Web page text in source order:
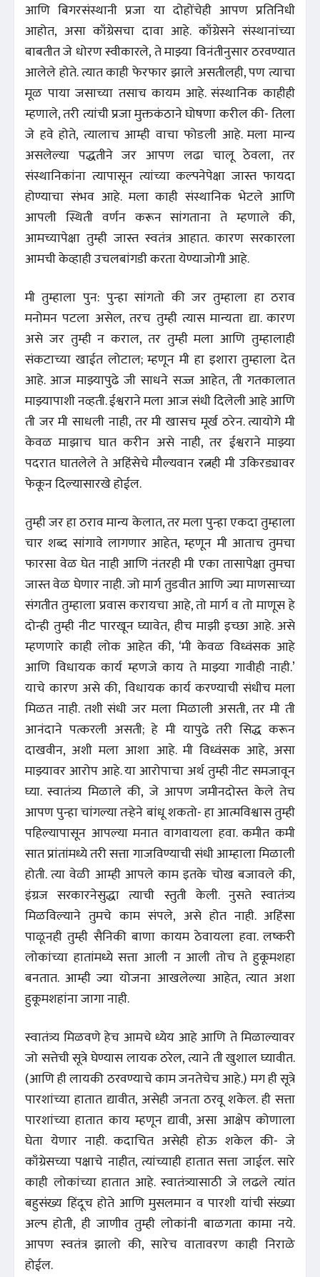
आणि बिगरसंस्थानी प्रजा या दोहोंचेही आपण प्रतिनिधी
आहोत, असा काँग्रेसचा दावा आहे. काँग्रेसने संस्थानांच्या
बाबतीत जे धोरण स्वीकारले, ते माझ्या विनंतीनुसार ठरवण्यात
आलेले होते. त्यात काही फेरफार झाले असतीलही, पण त्याचा
मूळ पाया जसाच्या तसाच कायम आहे. संस्थानिक काहीही
म्हणाले, तरी त्यांची प्रजा मुक्तकंठाने घोषणा करील की- तिला
जे हवे होते, त्यालाच आम्ही वाचा फोडली आहे. मला मान्य
असलेल्या पद्धतीने जर आपण लढा चालू ठेवला, तर
संस्थानिकांना त्यापासून त्यांच्या कल्पनेपेक्षा जास्त फायदा
होण्याचा संभव आहे. मला काही संस्थानिक भेटले आणि
आपली स्थिती वर्णन करून सांगताना ते म्हणाले की,
आमच्यापेक्षा तुम्ही जास्त स्वतंत्र आहात. कारण सरकारला
आमची केव्हाही उचलबांगडी करता येण्याजोगी आहे.
मी तुम्हाला पुन: पुन्हा सांगतो की जर तुम्हाला हा ठराव
मनोमन पटला असेल, तरच तुम्ही त्यास मान्यता द्या. कारण
असे जर तुम्ही न कराल, तर तुम्ही मला आणि तुम्हालाही
संकटाच्या खाईत लोटाल; म्हणून मी हा इशारा तुम्हाला देत
आहे. आज माझ्यापुढे जी साधने सज्ज आहेत, ती गतकालात
माझ्यापाशी नव्हती. ईश्वराने मला आज संधी दिलेली आहे आणि
ती जर मी साधली नाही, तर मी खासच मूर्ख ठरेन. त्यायोगे मी
केवळ माझाच घात करीन असे नाही, तर ईश्वराने माझ्या
पदरात घातलेले ते अहिंसेचे मौल्यवान रत्नही मी उकिरड्यावर
फेकून दिल्यासारखे होईल.
तुम्ही जर हा ठराव मान्य केलात, तर मला पुन्हा एकदा तुम्हाला
चार शब्द सांगावे लागणार आहेत, म्हणून मी आताच तुमचा
फारसा वेळ घेत नाही आणि नंतरही मी एका तासापेक्षा तुमचा
जास्त वेळ घेणार नाही. जो मार्ग तुडवीत आणि ज्या माणसाच्या
संगतीत तुम्हाला प्रवास करायचा आहे, तो मार्ग व तो माणूस हे
दोन्ही तुम्ही नीट पारखून घ्यावेत, हीच माझी इच्छा आहे. असे
म्हणणारे काही लोक आहेत की, ‘मी केवळ विध्वंसक आहे
आणि विधायक कार्य म्हणजे काय ते माझ्या गावीही नाही.’
याचे कारण असे की, विधायक कार्य करण्याची संधीच मला
मिळत नाही. तशी संधी जर मला मिळाली असती, तर मी ती
आनंदाने पत्करली असती; हे मी यापुढे तरी सिद्ध करून
दाखवीन, अशी मला आशा आहे. मी विध्वंसक आहे, असा
माझ्यावर आरोप आहे. या आरोपाचा अर्थ तुम्ही नीट समजावून
घ्या. स्वातंत्र्य मिळाले की, जे आपण जमीनदोस्त केले तेच
आपण पुन्हा चांगल्या तऱ्हेने बांधू शकतो- हा आत्मविश्वास तुम्ही
पहिल्यापासून आपल्या मनात वागवायला हवा. कमीत कमी
सात प्रांतांमध्ये तरी सत्ता गाजविण्याची संधी आम्हाला मिळाली
होती. त्या वेळी आम्ही आपले काम इतके चोख बजावले की,
इंग्रज सरकारनेसुद्धा त्याची स्तुती केली. नुसते स्वातंत्र्य
मिळविल्याने तुमचे काम संपले, असे होत नाही. अहिंसा
पाळूनही तुम्ही सैनिकी बाणा कायम ठेवायला हवा. लष्करी
लोकांच्या हातांमध्ये सत्ता आली न आली तोच ते हुकूमशहा
बनतात. आम्ही ज्या योजना आखलेल्या आहेत, त्यात अशा
हुकूमशहांना जागा नाही.
स्वातंत्र्य मिळवणे हेच आमचे ध्येय आहे आणि ते मिळाल्यावर
जो सत्तेची सूत्रे घेण्यास लायक ठरेल, त्याने ती खुशाल घ्यावीत.
(आणि ही लायकी ठरवण्याचे काम जनतेचेच आहे.) मग ही सूत्रे
पारशांच्या हातात द्यावीत, असेही जनता ठरवू शकेल. ही सत्ता
पारशांच्या हातात काय म्हणून द्यावी, असा आक्षेप कोणाला
घेता येणार नाही. कदाचित असेही होऊ शकेल की- जे
काँग्रेसच्या पक्षाचे नाहीत, त्यांच्याही हातात सत्ता जाईल. सारे
काही लोकांच्या हातात आहे. स्वातंत्र्यासाठी जे लढले त्यांत
बहुसंख्य हिंदूच होते आणि मुसलमान व पारशी यांची संख्या
अल्प होती, ही जाणीव तुम्ही लोकांनी बाळगता कामा नये.
आपण स्वतंत्र झालो की, सारेच वातावरण काही निराळे
होईल.